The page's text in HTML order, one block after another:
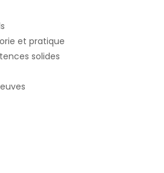
et pratique
solides